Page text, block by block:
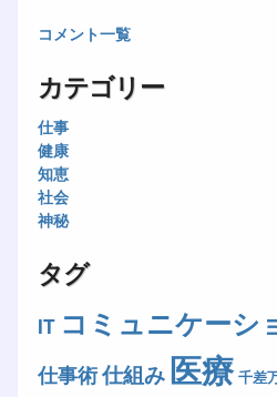
コメント一覧
カテゴリー
仕事
健康
知恵
社会
神秘
タグ
IT コミュニケーシ
仕事術仕組み医療 千差